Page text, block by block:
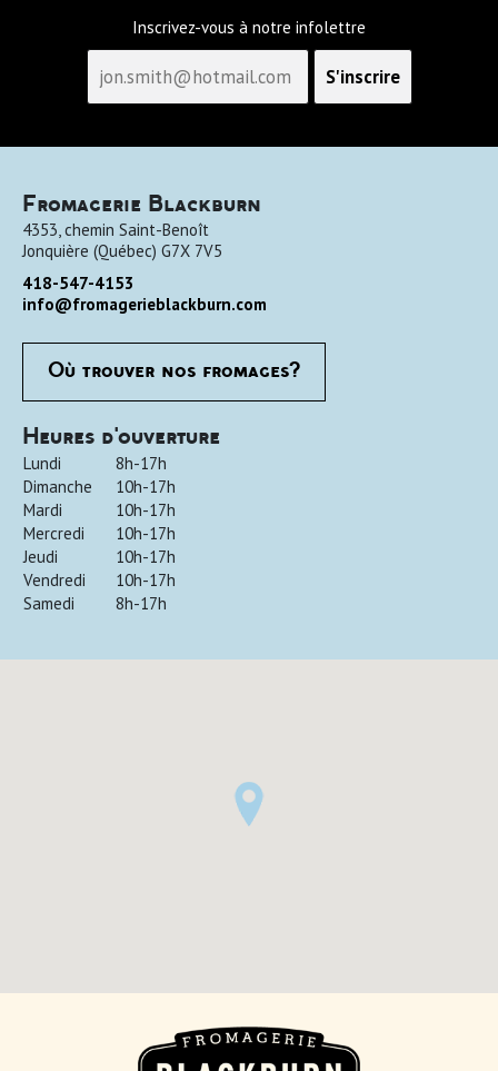
Inscrivez-vous à notre infolettre
Fromagerie Blackburn
4353, chemin Saint-Benoît
Jonquière (Québec) G7X 7V5
418-547-4153
info@fromagerieblackburn.com
Où trouver nos fromages?
Heures d'ouverture
Lundi
8h-17h
Dimanche
10h-17h
Mardi
10h-17h
Mercredi
10h-17h
Jeudi
10h-17h
Vendredi
10h-17h
Samedi
8h-17h